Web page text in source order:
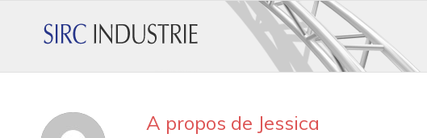
A propos de Jessica